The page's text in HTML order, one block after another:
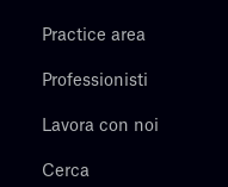
Practice area
Professionisti
Lavora con noi
Cerca